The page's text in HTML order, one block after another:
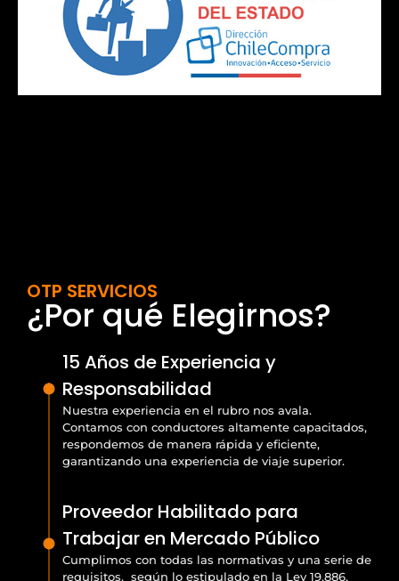
OTP SERVICIOS
¿Por qué Elegirnos?
15 Años de Experiencia y
Responsabilidad
Nuestra experiencia en el rubro nos avala.
Contamos con conductores altamente capacitados,
respondemos de manera rápida y eficiente,
garantizando una experiencia de viaje superior.
Proveedor Habilitado para
Trabajar en Mercado Público
Cumplimos con todas las normativas y una serie de
requisitos, según lo estipulado en la Ley 19.886,